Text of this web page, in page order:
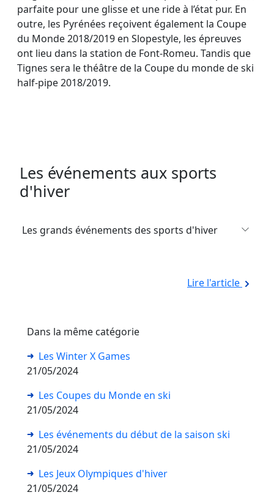
parfaite pour une glisse et une ride à l’état pur. En
outre, les Pyrénées reçoivent également la Coupe
du Monde 2018/2019 en Slopestyle, les épreuves
ont lieu dans la station de Font-Romeu. Tandis que
Tignes sera le théâtre de la Coupe du monde de ski
half-pipe 2018/2019.
Les événements aux sports
d'hiver
Les grands événements des sports d'hiver
Lire l'article
Dans la même catégorie
Les Winter X Games
21/05/2024
Les Coupes du Monde en ski
21/05/2024
Les événements du début de la saison ski
21/05/2024
Les Jeux Olympiques d'hiver
21/05/2024